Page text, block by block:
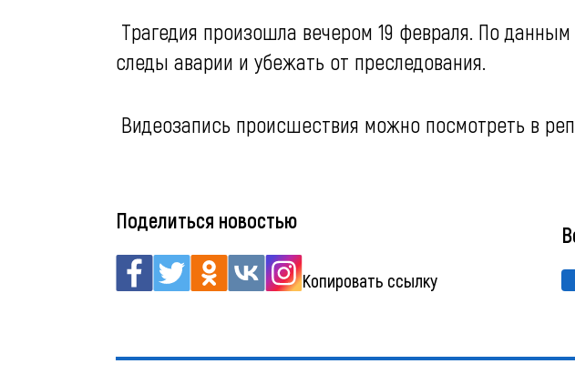
Трагедия произошла вечером 19 февраля. По
следы аварии и убежать от преследования.
Видеозапись происшествия можно посмотреть в
Поделиться новостью
Копировать ссылку